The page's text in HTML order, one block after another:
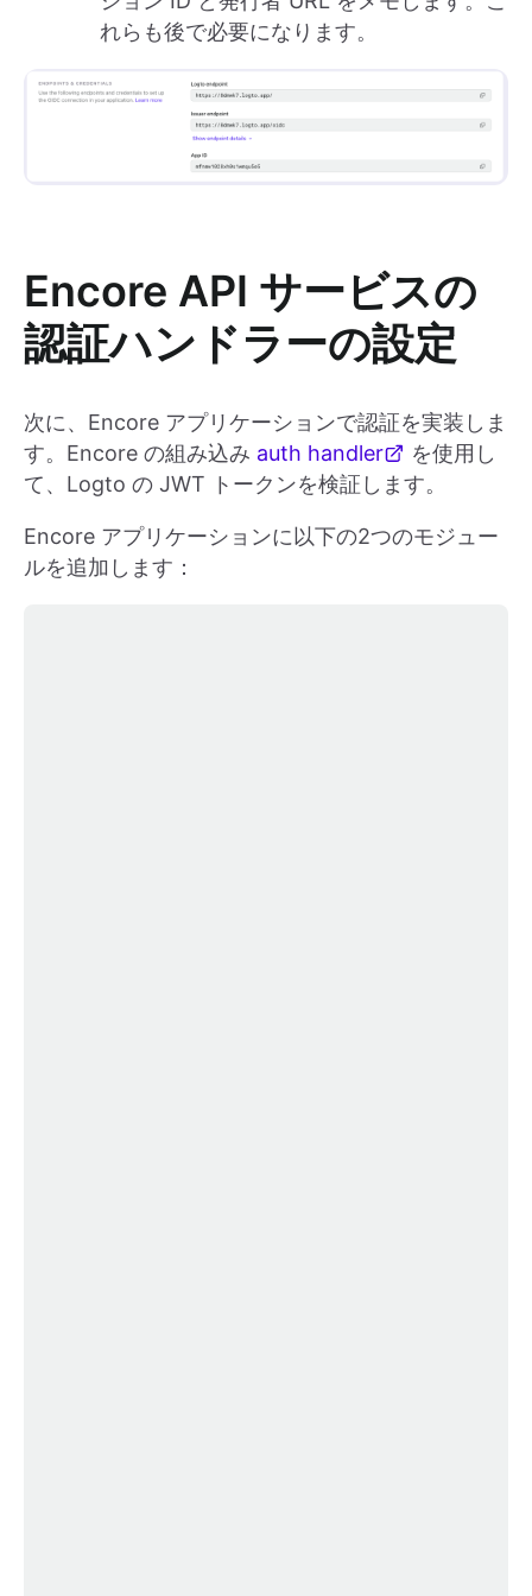
れらも後で必要になります。
Encore API サービスの
認証ハンドラーの設定
次に、Encore アプリケーションで認証を実装しま
す。Encore の組み込み auth handler
を使用し
て、Logto の JWT トークンを検証します。
Encore アプリケーションに以下の2つのモジュー
ルを追加します：